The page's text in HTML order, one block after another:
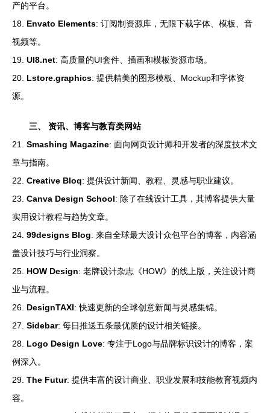
产的平台。
18. Envato Elements: 订阅制资源库，无限下载字体、模板、音
视频等。
19. UI8.net: 高质量的UI套件、插画和模板资源市场。
20. Lstore.graphics: 提供精美的图形模板、Mockup和字体资
源。
三、 资讯、博客与教育类网站
21. Smashing Magazine: 面向网页设计师和开发者的深度技术文
章与指南。
22. Creative Bloq: 提供设计新闻、教程、灵感与职业建议。
23. Canva Design School: 除了在线设计工具，其博客提供大量
实用设计教程与趋势文章。
24. 99designs Blog: 来自全球最大设计众包平台的博客，内容涵
盖设计技巧与行业洞察。
25. HOW Design: 老牌设计杂志《HOW》的线上版，关注设计商
业与流程。
26. DesignTAXI: 快速更新的全球创意新闻与灵感集锦。
27. Sidebar: 每日推送五条最优质的设计相关链接。
28. Logo Design Love: 专注于Logo与品牌标识设计的博客，案
例深入。
29. The Futur: 提供丰富的设计商业、职业发展和技能教育视频内
容。